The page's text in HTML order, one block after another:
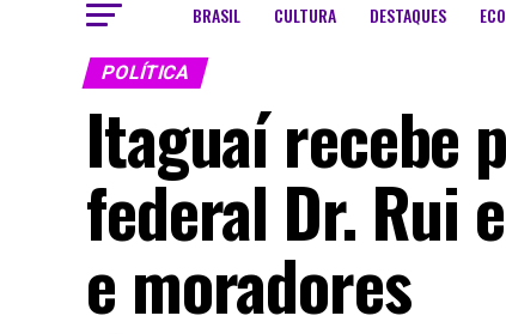
BRASIL CULTURA DESTAQUES
POLÍTICA
Itaguaí recebe
federal Dr. Rui
e moradores